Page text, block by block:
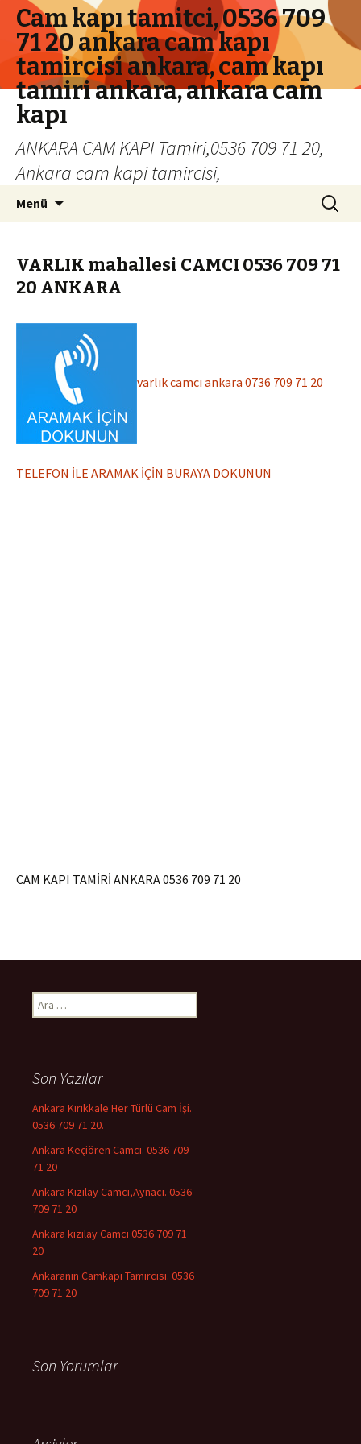
Cam kapı tamitci, 0536 709
71 20 ankara cam kapı
tamircisi ankara, cam kapı
tamiri ankara, ankara cam
kapı
ANKARA CAM KAPI Tamiri,0536 709 71 20,
Ankara cam kapi tamircisi,
Menü Arama:
VARLIK mahallesi CAMCI 0536 709 71
20 ANKARA
varlık camcı ankara 0736 709 71 20
TELEFON İLE ARAMAK İÇİN BURAYA DOKUNUN
CAM KAPI TAMİRİ ANKARA 0536 709 71 20
Arama:
Son Yazılar
Ankara Kırıkkale Her Türlü Cam İşi.
0536 709 71 20.
Ankara Keçiören Camcı. 0536 709
71 20
Ankara Kızılay Camcı,Aynacı. 0536
709 71 20
Ankara kızılay Camcı 0536 709 71
20
Ankaranın Camkapı Tamircisi. 0536
709 71 20
Son Yorumlar